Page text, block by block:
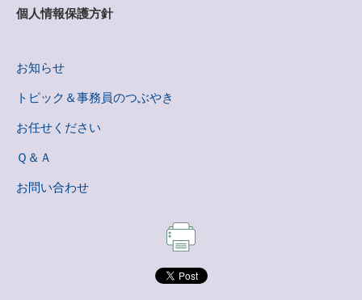
個人情報保護方針
お知らせ
トピック＆事務員のつぶやき
お任せください
Ｑ＆Ａ
お問い合わせ